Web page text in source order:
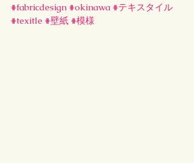
#fabricdesign #okinawa #テキスタイル
#texitle #壁紙 #模様